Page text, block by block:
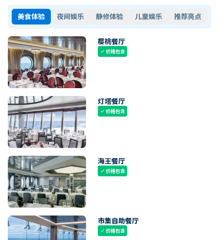
美食体验 夜间娱乐 静修体验 儿童娱乐 推荐亮点
樱桃餐厅
check价格包含
灯塔餐厅
check价格包含
海王餐厅
check价格包含
市集自助餐厅
check价格包含